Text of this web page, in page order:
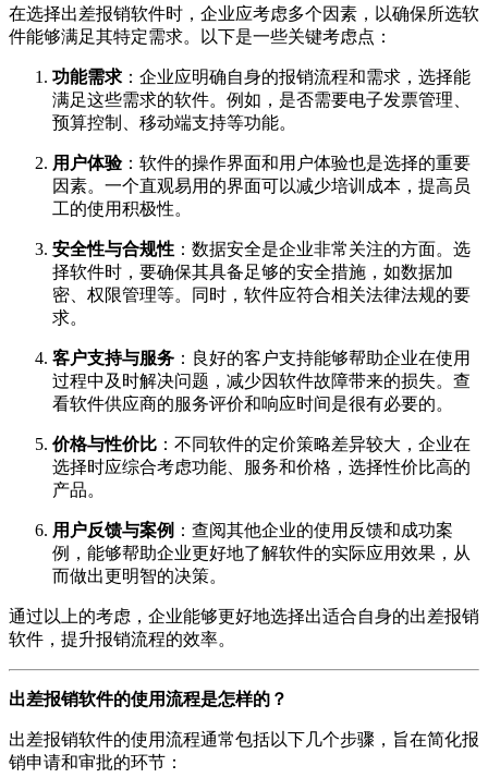
在选择出差报销软件时，企业应考虑多个因素，以确保所选软
件能够满足其特定需求。以下是一些关键考虑点：
功能需求 ：企业应明确自身的报销流程和需求，选择能
满足这些需求的软件。例如，是否需要电子发票管理、
预算控制、移动端支持等功能。
用户体验：软件的操作界面和用户体验也是选择的重要
因素。一个直观易用的界面可以减少培训成本，提高员
工的使用积极性。
安全性与合规性 ：数据安全是企业非常关注的方面。选
择软件时，要确保其具备足够的安全措施，如数据加
密、权限管理等。同时，软件应符合相关法律法规的要
求。
客户支持与服务 ：良好的客户支持能够帮助企业在使用
过程中及时解决问题，减少因软件故障带来的损失。查
看软件供应商的服务评价和响应时间是很有必要的。
价格与性价比 ：不同软件的定价策略差异较大，企业在
选择时应综合考虑功能、服务和价格，选择性价比高的
产品。
用户反馈与案例 ：查阅其他企业的使用反馈和成功案
例，能够帮助企业更好地了解软件的实际应用效果，从
而做出更明智的决策。
通过以上的考虑，企业能够更好地选择出适合自身的出差报销
软件，提升报销流程的效率。
出差报销软件的使用流程是怎样的？
出差报销软件的使用流程通常包括以下几个步骤，旨在简化报
销申请和审批的环节：